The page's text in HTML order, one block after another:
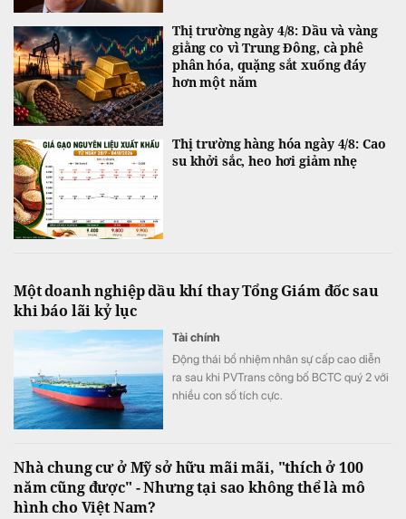
Thị trường ngày 4/8: Dầu và vàng
giằng co vì Trung Đông, cà phê
phân hóa, quặng sắt xuống đáy
hơn một năm
Thị trường hàng hóa ngày 4/8: Cao
su khởi sắc, heo hơi giảm nhẹ
Một doanh nghiệp dầu khí thay Tổng Giám đốc sau
khi báo lãi kỷ lục
Tài chính
Động thái bổ nhiệm nhân sự cấp cao diễn
ra sau khi PVTrans công bố BCTC quý 2 với
nhiều con số tích cực.
Nhà chung cư ở Mỹ sở hữu mãi mãi, "thích ở 100
năm cũng được" - Nhưng tại sao không thể là mô
hình cho Việt Nam?